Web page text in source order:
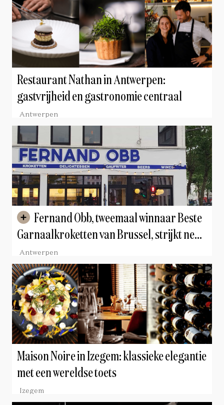
Restaurant Nathan in Antwerpen:
gastvrijheid en gastronomie centraal
Antwerpen
Garnaalkroketten van Brussel, strijkt neer
in Antwerpen: "Vanaf morgen kan iedereen
komen proeven"
Antwerpen
Maison Noire in Izegem: klassieke elegantie
met een wereldse toets
Izegem